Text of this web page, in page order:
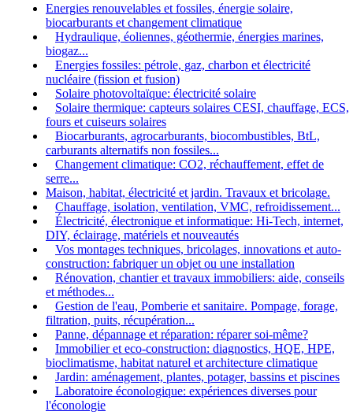
Energies renouvelables et fossiles, énergie solaire,
biocarburants et changement climatique
Hydraulique, éoliennes, géothermie, énergies marines,
biogaz...
Energies fossiles: pétrole, gaz, charbon et électricité
nucléaire (fission et fusion)
Solaire photovoltaïque: électricité solaire
Solaire thermique: capteurs solaires CESI, chauffage, ECS,
fours et cuiseurs solaires
Biocarburants, agrocarburants, biocombustibles, BtL,
carburants alternatifs non fossiles...
Changement climatique: CO2, réchauffement, effet de
serre...
Maison, habitat, électricité et jardin. Travaux et bricolage.
Chauffage, isolation, ventilation, VMC, refroidissement...
Électricité, électronique et informatique: Hi-Tech, internet,
DIY, éclairage, matériels et nouveautés
Vos montages techniques, bricolages, innovations et auto-
construction: fabriquer un objet ou une installation
Rénovation, chantier et travaux immobiliers: aide, conseils
et méthodes...
Gestion de l'eau, Pomberie et sanitaire. Pompage, forage,
filtration, puits, récupération...
Panne, dépannage et réparation: réparer soi-même?
Immobilier et eco-construction: diagnostics, HQE, HPE,
bioclimatisme, habitat naturel et architecture climatique
Jardin: aménagement, plantes, potager, bassins et piscines
Laboratoire éconologique: expériences diverses pour
l'éconologie